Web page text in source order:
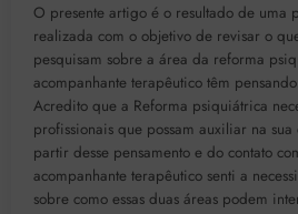
O presente artigo é o resultado de uma
realizada com o objetivo de revisar o
pesquisam sobre a área da reforma
acompanhante terapêutico têm
Acredito que a Reforma psiquiátrica
profissionais que possam auxiliar na
partir desse pensamento e do contato
acompanhante terapêutico senti a
sobre como essas duas áreas podem